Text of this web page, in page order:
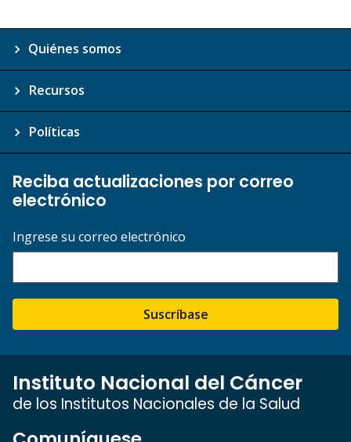
Quiénes somos
Recursos
Políticas
Reciba actualizaciones por correo
electrónico
Ingrese su correo electrónico
Suscríbase
Instituto Nacional del Cáncer
de los Institutos Nacionales de la Salud